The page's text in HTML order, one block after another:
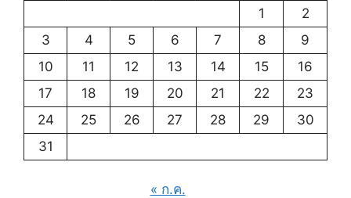
1
2
3
4 5 6 7 8
9
10
11 12 13 14 15
16
17
18 19 20 21 22
23
24
25 26 27 28 29
30
31
« ก.ค.